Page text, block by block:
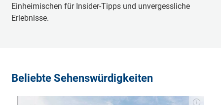
Einheimischen für Insider-Tipps und unvergessliche
Erlebnisse.
Beliebte Sehenswürdigkeiten